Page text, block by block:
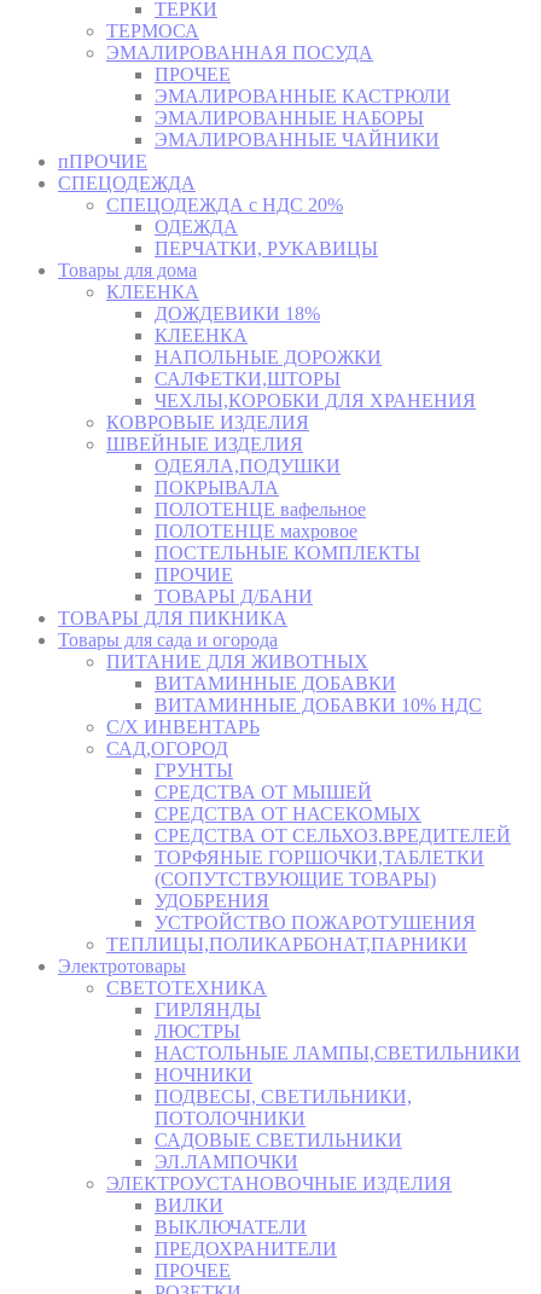
ТЕРКИ
ТЕРМОСА
ЭМАЛИРОВАННАЯ ПОСУДА
ПРОЧЕЕ
ЭМАЛИРОВАННЫЕ КАСТРЮЛИ
ЭМАЛИРОВАННЫЕ НАБОРЫ
ЭМАЛИРОВАННЫЕ ЧАЙНИКИ
пПРОЧИЕ
СПЕЦОДЕЖДА
СПЕЦОДЕЖДА с НДС 20%
ОДЕЖДА
ПЕРЧАТКИ, РУКАВИЦЫ
Товары для дома
КЛЕЕНКА
ДОЖДЕВИКИ 18%
КЛЕЕНКА
НАПОЛЬНЫЕ ДОРОЖКИ
САЛФЕТКИ,ШТОРЫ
ЧЕХЛЫ,КОРОБКИ ДЛЯ ХРАНЕНИЯ
КОВРОВЫЕ ИЗДЕЛИЯ
ШВЕЙНЫЕ ИЗДЕЛИЯ
ОДЕЯЛА,ПОДУШКИ
ПОКРЫВАЛА
ПОЛОТЕНЦЕ вафельное
ПОЛОТЕНЦЕ махровое
ПОСТЕЛЬНЫЕ КОМПЛЕКТЫ
ПРОЧИЕ
ТОВАРЫ Д/БАНИ
ТОВАРЫ ДЛЯ ПИКНИКА
Товары для сада и огорода
ПИТАНИЕ ДЛЯ ЖИВОТНЫХ
ВИТАМИННЫЕ ДОБАВКИ
ВИТАМИННЫЕ ДОБАВКИ 10% НДС
С/Х ИНВЕНТАРЬ
САД,ОГОРОД
ГРУНТЫ
СРЕДСТВА ОТ МЫШЕЙ
СРЕДСТВА ОТ НАСЕКОМЫХ
СРЕДСТВА ОТ СЕЛЬХОЗ.ВРЕДИТЕЛЕЙ
ТОРФЯНЫЕ ГОРШОЧКИ,ТАБЛЕТКИ
(СОПУТСТВУЮЩИЕ ТОВАРЫ)
УДОБРЕНИЯ
УСТРОЙСТВО ПОЖАРОТУШЕНИЯ
ТЕПЛИЦЫ,ПОЛИКАРБОНАТ,ПАРНИКИ
Электротовары
СВЕТОТЕХНИКА
ГИРЛЯНДЫ
ЛЮСТРЫ
НАСТОЛЬНЫЕ ЛАМПЫ,СВЕТИЛЬНИКИ
НОЧНИКИ
ПОДВЕСЫ, СВЕТИЛЬНИКИ,
ПОТОЛОЧНИКИ
САДОВЫЕ СВЕТИЛЬНИКИ
ЭЛ.ЛАМПОЧКИ
ЭЛЕКТРОУСТАНОВОЧНЫЕ ИЗДЕЛИЯ
ВИЛКИ
ВЫКЛЮЧАТЕЛИ
ПРЕДОХРАНИТЕЛИ
ПРОЧЕЕ